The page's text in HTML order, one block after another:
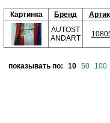
Картинка Бренд
AUTOST
ANDART
показывать по: 10 50 100